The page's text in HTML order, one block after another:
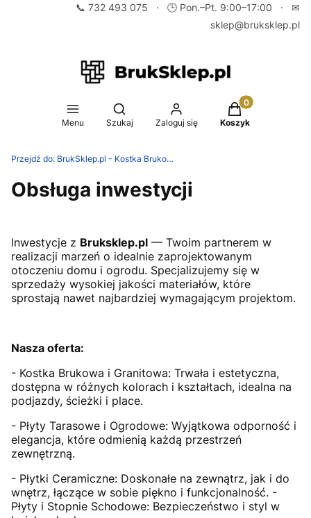
📞 732 493 075 · 🕒 Pon.–Pt. 9:00–17:00 · ✉
sklep@bruksklep.pl
Menu
Otwórz wyszukiwarkę
Szukaj Zaloguj się
Produkty w
Koszyk
Przejdź do: BrukSklep.pl - Kostka Brukowa, Płyty Tarasowe, Obrzeża Ogrodowe
Obsługa inwestycji
Inwestycje z Bruksklep.pl — Twoim partnerem w
realizacji marzeń o idealnie zaprojektowanym
otoczeniu domu i ogrodu. Specjalizujemy się w
sprzedaży wysokiej jakości materiałów, które
sprostają nawet najbardziej wymagającym projektom.
Nasza oferta:
- Kostka Brukowa i Granitowa: Trwała i estetyczna,
dostępna w różnych kolorach i kształtach, idealna na
podjazdy, ścieżki i place.
- Płyty Tarasowe i Ogrodowe: Wyjątkowa odporność i
elegancja, które odmienią każdą przestrzeń
zewnętrzną.
- Płytki Ceramiczne: Doskonałe na zewnątrz, jak i do
wnętrz, łączące w sobie piękno i funkcjonalność. -
Płyty i Stopnie Schodowe: Bezpieczeństwo i styl w